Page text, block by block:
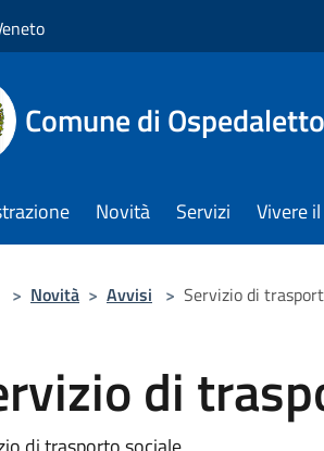
Comune di
Novità Servizi Vivere
> Novità > Avvisi > Servizio di
di